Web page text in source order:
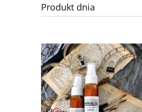
Produkt dnia